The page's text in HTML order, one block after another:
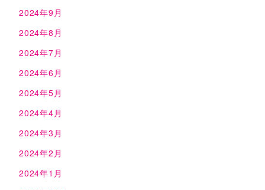
2024年9月
2024年8月
2024年7月
2024年6月
2024年5月
2024年4月
2024年3月
2024年2月
2024年1月